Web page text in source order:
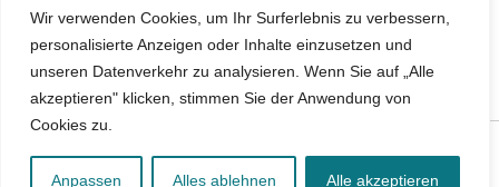
Wir verwenden Cookies, um Ihr Surferlebnis zu verbessern,
personalisierte Anzeigen oder Inhalte einzusetzen und
unseren Datenverkehr zu analysieren. Wenn Sie auf „Alle
akzeptieren" klicken, stimmen Sie der Anwendung von
Cookies zu.
Anpassen Alles ablehnen Alle akzeptieren
ISLAMISCHE FAKULTÄT IN MÜNSTEREine kritische Schwelle für
die deutsche Religionspolitik
GASTBEITRAGWarum die muslimische Welt eine neue
Kontakt|Impressum Barrierefreiheit|Jobs Netiquette|Mediadaten